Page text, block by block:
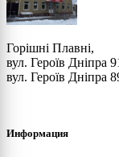
Горішні Плавні,
вул. Героїв Дніпра
вул. Героїв Дніпра
Информация